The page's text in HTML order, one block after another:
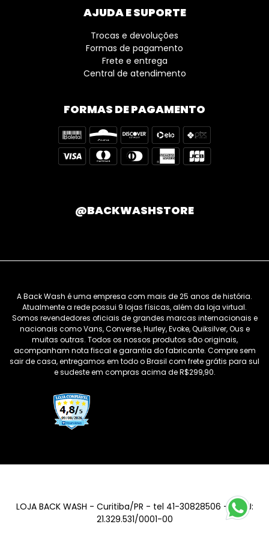
AJUDA E SUPORTE
Trocas e devoluções
Formas de pagamento
Frete e entrega
Central de atendimento
FORMAS DE PAGAMENTO
@BACKWASHSTORE
A Back Wash é uma empresa com mais de 25 anos de história.
Atualmente a rede possui 9 lojas físicas, além da loja virtual.
Somos revendedores oficiais de grandes marcas internacionais e
nacionais como Vans, Converse, Hurley, Evoke, Quiksilver, Ous e
muitas outras. Todos os nossos produtos são originais,
acompanham nota fiscal e garantia do fabricante. Compre sem
sair de casa, entregamos em todo o Brasil com frete grátis para sul
e sudeste em compras acima de R$299,90.
LOJA BACK WASH - Curitiba/PR - tel 41-30828506 - CNPJ:
21.329.531/0001-00